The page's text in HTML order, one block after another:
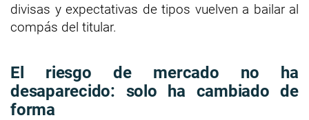
divisas y expectativas de tipos vuelven a bailar al
compás del titular.
El riesgo de mercado no ha
desaparecido: solo ha cambiado de
forma